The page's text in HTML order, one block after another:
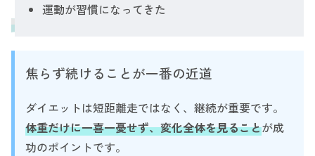
運動が習慣になってきた
焦らず続けることが一番の近道
ダイエットは短距離走ではなく、継続が重要です。
体重だけに一喜一憂せず、変化全体を見ることが成
功のポイントです。